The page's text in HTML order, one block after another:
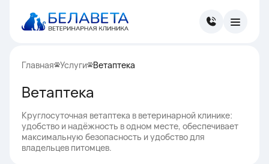
Главная Услуги Ветаптека
Ветаптека
Круглосуточная ветаптека в ветеринарной клинике:
удобство и надёжность в одном месте, обеспечивает
максимальную безопасность и удобство для
владельцев питомцев.